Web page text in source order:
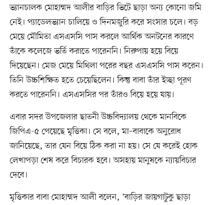
ভ্যানচালক মোহাম্মদ আলীর বাড়ির ভিটে ছাড়া অন্য কোনো জমি
নেই। প্যাডেলভ্যান চালিয়ে ও দিনমজুরি করে সংসার চলে। বড়
মেয়ে মৌমিতা এসএসসি পাস করলে আর্থিক অনটনের কারণে
তাঁকে কলেজে ভর্তি করাতে পারেননি। নিরুপায় হয়ে বিয়ে
দিয়েছেন। মেজ মেয়ে মিথিলা পরের বছর এসএসসি পাস করেন।
তিনি উচ্চশিক্ষিত হতে চেয়েছিলেন। কিন্তু বাবা তাঁর ইচ্ছা পূরণ
করতে পারেননি। এসএসসির পর তাঁরও বিয়ে হয়ে যায়।
এবার সদর উপজেলার ছাতনী উচ্চবিদ্যালয় থেকে মানবিকে
জিপিএ-৫ পেয়েছে মৃত্তিকা। সে বলে, মা–বাবাকে অনুরোধ
জানিয়েছে, তার যেন বিয়ে ঠিক করা না হয়। সে যে করেই হোক
লেখাপড়া শেষ করে বিচারক হবে। অসহায় মানুষকে ন্যায়বিচার
দেবে।
মৃত্তিকার বাবা মোহাম্মদ আলী বলেন, ‘বাড়ির জায়গাটুকু ছাড়া